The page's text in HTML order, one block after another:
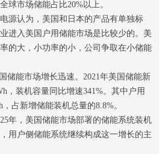
球市场储能占比20%以上。
源认为，美国和日本的产品有单独标
进入美国户用储能市场是比较少的。美
的大，小功率的小，公司争取在小储能
储能市场增长迅速。2021年美国储能新
，装机容量同比增速341%。其中户用
占新增储能装机总量的8.8%。
年，美国储能市场部署的储能系统装机
用户侧储能系统继续构成这一增长的主